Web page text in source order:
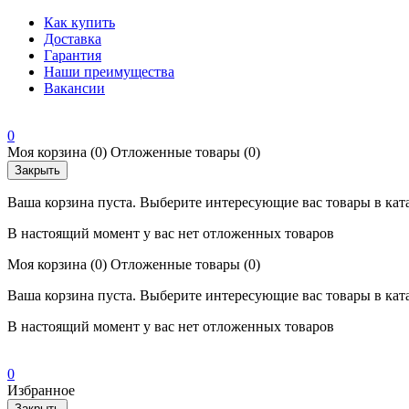
Как купить
Доставка
Гарантия
Наши преимущества
Вакансии
0
Моя корзина (0) Отложенные товары (0)
Закрыть
Ваша корзина пуста. Выберите интересующие вас товары в
В настоящий момент у вас нет отложенных товаров
Моя корзина (0) Отложенные товары (0)
Ваша корзина пуста. Выберите интересующие вас товары в
В настоящий момент у вас нет отложенных товаров
0
Избранное